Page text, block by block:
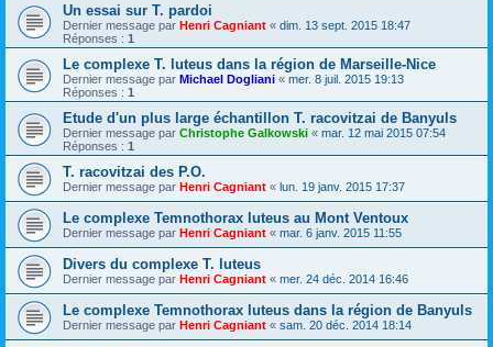
Un essai sur T. pardoi
Dernier message par Henri Cagniant « dim. 13 sept. 2015 18:47
Réponses : 1
Le complexe T. luteus dans la région de Marseille-Nice
Dernier message par Michael Dogliani « mer. 8 juil. 2015 19:13
Réponses : 1
Etude d'un plus large échantillon T. racovitzai de Banyuls
Dernier message par Christophe Galkowski « mar. 12 mai 2015 07:54
Réponses : 1
T. racovitzai des P.O.
Dernier message par Henri Cagniant « lun. 19 janv. 2015 17:37
Le complexe Temnothorax luteus au Mont Ventoux
Dernier message par Henri Cagniant « mar. 6 janv. 2015 11:55
Divers du complexe T. luteus
Dernier message par Henri Cagniant « mer. 24 déc. 2014 16:46
Le complexe Temnothorax luteus dans la région de Banyuls
Dernier message par Henri Cagniant « sam. 20 déc. 2014 18:14